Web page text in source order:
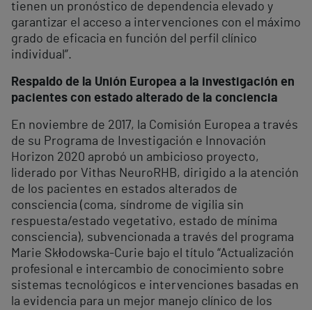
tienen un pronóstico de dependencia elevado y
garantizar el acceso a intervenciones con el máximo
grado de eficacia en función del perfil clínico
individual”.
Respaldo de la Unión Europea a la investigación en
pacientes con estado alterado de la conciencia
En noviembre de 2017, la Comisión Europea a través
de su Programa de Investigación e Innovación
Horizon 2020 aprobó un ambicioso proyecto,
liderado por Vithas NeuroRHB, dirigido a la atención
de los pacientes en estados alterados de
consciencia (coma, síndrome de vigilia sin
respuesta/estado vegetativo, estado de mínima
consciencia), subvencionada a través del programa
Marie Skłodowska-Curie bajo el título “Actualización
profesional e intercambio de conocimiento sobre
sistemas tecnológicos e intervenciones basadas en
la evidencia para un mejor manejo clínico de los